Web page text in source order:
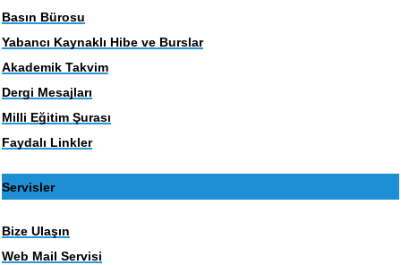
Basın Bürosu
Yabancı Kaynaklı Hibe ve Burslar
Akademik Takvim
Dergi Mesajları
Milli Eğitim Şurası
Faydalı Linkler
Servisler
Bize Ulaşın
Web Mail Servisi